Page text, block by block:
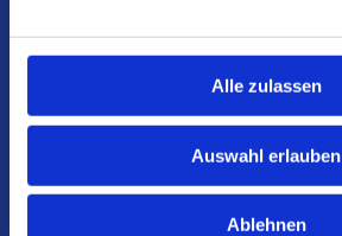
Alle zulassen
Auswahl erlauben
Ablehnen